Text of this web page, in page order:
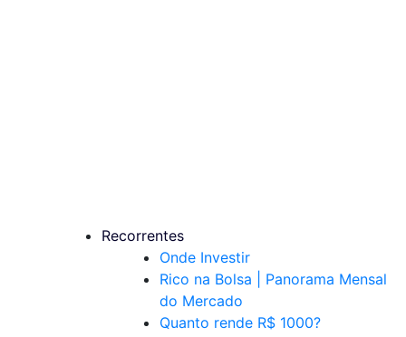
Recorrentes
Onde Investir
Rico na Bolsa | Panorama Mensal
do Mercado
Quanto rende R$ 1000?